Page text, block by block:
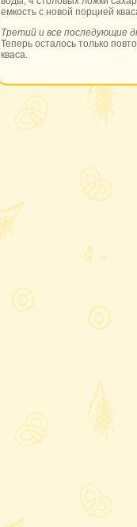
емкость с новой порцией
Третий и все последующие
Теперь осталось только
кваса.